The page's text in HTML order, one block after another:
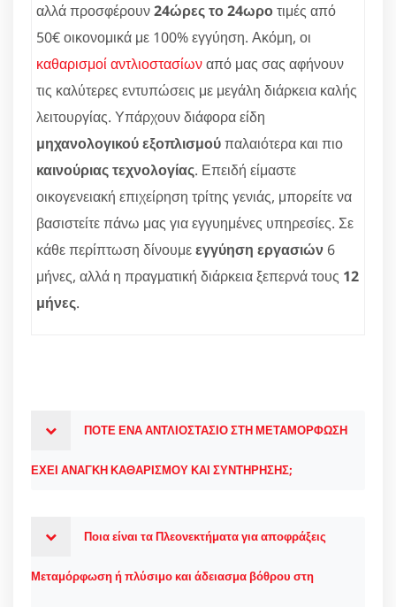
αλλά προσφέρουν24ώρες το 24ωροτιμές από
50€ οικονομικά με 100% εγγύηση. Ακόμη, οι
καθαρισμοί αντλιοστασίωναπό μας σας αφήνουν
τις καλύτερες εντυπώσεις με μεγάλη διάρκεια καλής
λειτουργίας. Υπάρχουν διάφορα είδη
μηχανολογικού εξοπλισμούπαλαιότερα και πιο
καινούριας τεχνολογίας. Επειδή είμαστε
οικογενειακή επιχείρηση τρίτης γενιάς, μπορείτε να
βασιστείτε πάνω μας για εγγυημένες υπηρεσίες. Σε
κάθε περίπτωση δίνουμεεγγύηση εργασιών 6
μήνες, αλλά η πραγματική διάρκεια ξεπερνά τους 12
μήνες.
ΠΟΤΕ ΕΝΑ ΑΝΤΛΙΟΣΤΑΣΙΟ ΣΤΗ ΜΕΤΑΜΟΡΦΩΣΗ
ΕΧΕΙ ΑΝΑΓΚΗ ΚΑΘΑΡΙΣΜΟΥ ΚΑΙ ΣΥΝΤΗΡΗΣΗΣ;
Ποια είναι τα Πλεονεκτήματα για αποφράξεις
Μεταμόρφωση ή πλύσιμο και άδειασμα βόθρου στη